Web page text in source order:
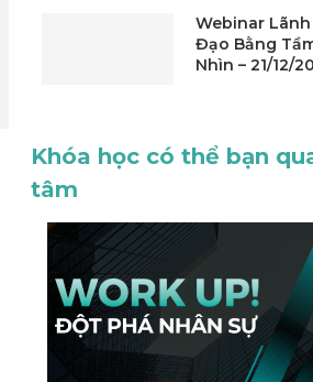
Webinar Lãnh
Đạo Bằng
Nhìn – 21/12/
Khóa học có thể bạn
tâm